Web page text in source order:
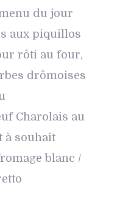
du jour
aux piquillos
rôti au four,
drômoises
Charolais au
à souhait
blanc /